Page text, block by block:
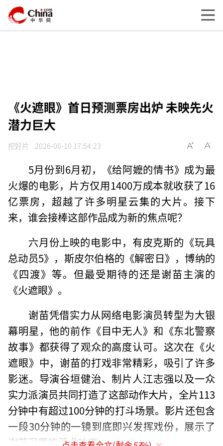
《火遮眼》首日预测票房出炉 未映先火
潜力巨大
挖好片 2026-06-10 17:54:23
5月份到6月初，《给阿嬷的情书》成为最
火爆的电影，片方仅用1400万成本就收获了16
亿票房，超越了许多明星云集的大片。接下
来，谁会接棒这部作品成为新的焦点呢？
六月份上映的电影中，有皮克斯的《玩具
总动员5》，斯皮尔伯格的《解密日》，博纳的
《四渡》等。但最受期待的还是谢苗主演的
《火遮眼》。
谢苗凭借实力从网络电影演员转型为大银
幕明星，他的前作《目中无人》和《东北警察
故事》都获得了观众的高度认可。这次在《火
遮眼》中，谢苗的打戏非常精彩，吸引了许多
影迷。导演谷垣健治、制片人江志强以及一众
实力派演员共同打造了这部动作大片，全片113
分钟中有超过100分钟的打斗场景。影片还包含
一段30分钟的一镜到底即兴发挥戏份，展示了
谢苗深厚的武术功底。